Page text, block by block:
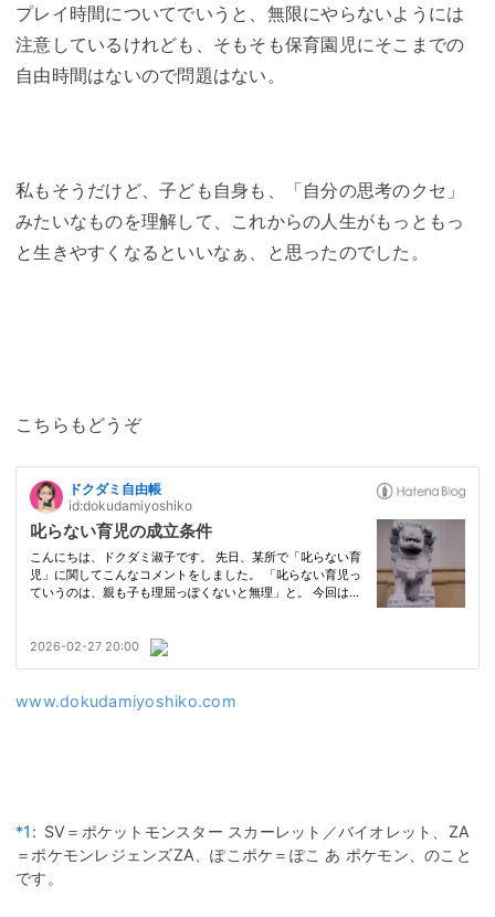
プレイ時間についてでいうと、無限にやらないようには
注意しているけれども、そもそも保育園児にそこまでの
自由時間はないので問題はない。
私もそうだけど、子ども自身も、「自分の思考のクセ」
みたいなものを理解して、これからの人生がもっともっ
と生きやすくなるといいなぁ、と思ったのでした。
こちらもどうぞ
www.dokudamiyoshiko.com
*1 : SV＝ポケットモンスター スカーレット／バイオレット、ZA
＝ポケモンレジェンズZA、ぽこポケ＝ぽこ あ ポケモン、のこと
です。